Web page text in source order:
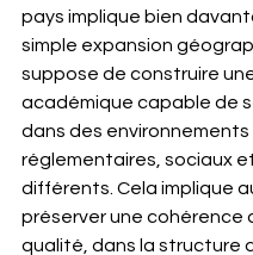
pays implique bien
simple expansion
suppose de construire
académique capable de
dans des environnements
réglementaires, sociaux
différents. Cela implique
préserver une cohérence
qualité, dans la structure